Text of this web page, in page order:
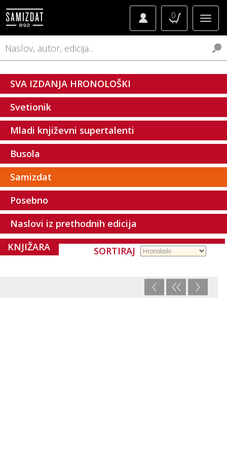
0
SVA IZDANJA HRONOLOŠKI
Svetionik
Mladi književni supertalenti
Busola
Samizdat
Posebno
Naslovi iz prethodnih edicija
SORTIRAJ
KNJIŽARA
< << >